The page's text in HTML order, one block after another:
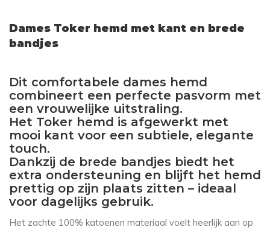
Dames Toker hemd met kant en brede
bandjes
Dit comfortabele dames hemd
combineert een perfecte pasvorm met
een vrouwelijke uitstraling.
Het Toker hemd is afgewerkt met
mooi kant voor een subtiele, elegante
touch.
Dankzij de brede bandjes biedt het
extra ondersteuning en blijft het hemd
prettig op zijn plaats zitten – ideaal
voor dagelijks gebruik.
Het zachte 100% katoenen materiaal voelt heerlijk aan op